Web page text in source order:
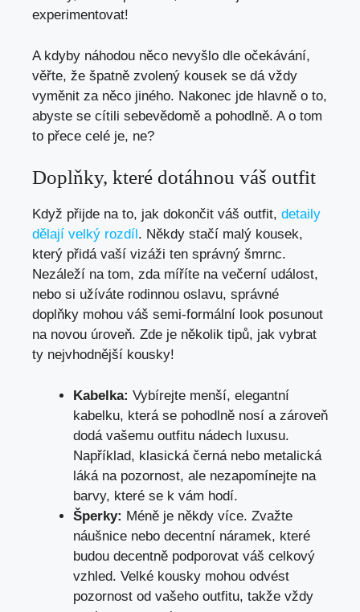
experimentovat!
A kdyby náhodou něco nevyšlo dle očekávání,
věřte, že špatně zvolený kousek se dá vždy
vyměnit za něco jiného. Nakonec jde hlavně o to,
abyste se cítili sebevědomě a pohodlně. A o tom
to přece celé je, ne?
Doplňky, které dotáhnou váš outfit
Když přijde na to, jak dokončit váš outfit, detaily
dělají velký rozdíl. Někdy stačí malý kousek,
který přidá vaší vizáži ten správný šmrnc.
Nezáleží na tom, zda míříte na večerní událost,
nebo si užíváte rodinnou oslavu, správné
doplňky mohou váš semi-formální look posunout
na novou úroveň. Zde je několik tipů, jak vybrat
ty nejvhodnější kousky!
Kabelka: Vybírejte menší, elegantní
kabelku, která se pohodlně nosí a zároveň
dodá vašemu outfitu nádech luxusu.
Například, klasická černá nebo metalická
láká na pozornost, ale nezapomínejte na
barvy, které se k vám hodí.
Šperky: Méně je někdy více. Zvažte
náušnice nebo decentní náramek, které
budou decentně podporovat váš celkový
vzhled. Velké kousky mohou odvést
pozornost od vašeho outfitu, takže vždy